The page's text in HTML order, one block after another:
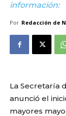
información:
Por Redacción de
La Secretaría
anunció el
mayores